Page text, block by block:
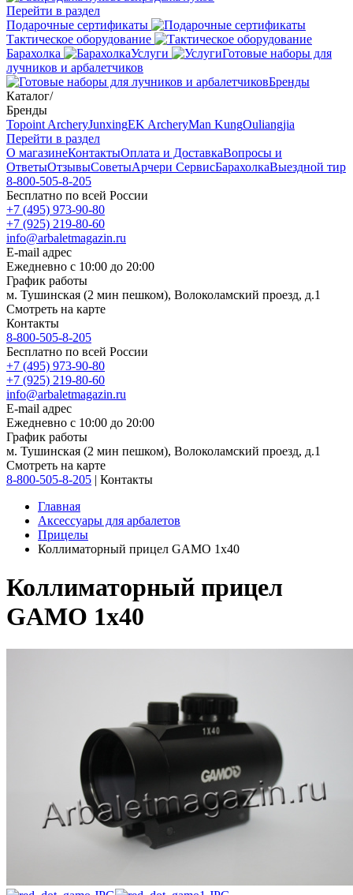
Перейти в раздел
Подарочные сертификаты
Тактическое оборудование
Барахолка
Услуги
Готовые наборы для
лучников и арбалетчиков
Бренды
Каталог/
Бренды
Topoint ArcheryJunxingEK ArcheryMan KungOuliangjia
Перейти в раздел
О магазинеКонтактыОплата и ДоставкаВопросы и
ОтветыОтзывыСоветыАрчери СервисБарахолкаВыездной тир
8-800-505-8-205
Бесплатно по всей России
+7 (495) 973-90-80
+7 (925) 219-80-60
info@arbaletmagazin.ru
E-mail адрес
Ежедневно с 10:00 до 20:00
График работы
м. Тушинская (2 мин пешком), Волоколамский проезд, д.1
Смотреть на карте
Контакты
8-800-505-8-205
Бесплатно по всей России
+7 (495) 973-90-80
+7 (925) 219-80-60
info@arbaletmagazin.ru
E-mail адрес
Ежедневно с 10:00 до 20:00
График работы
м. Тушинская (2 мин пешком), Волоколамский проезд, д.1
Смотреть на карте
8-800-505-8-205 | Контакты
Главная
Аксессуары для арбалетов
Прицелы
Коллиматорный прицел GAMO 1х40
Коллиматорный прицел
GAMO 1х40